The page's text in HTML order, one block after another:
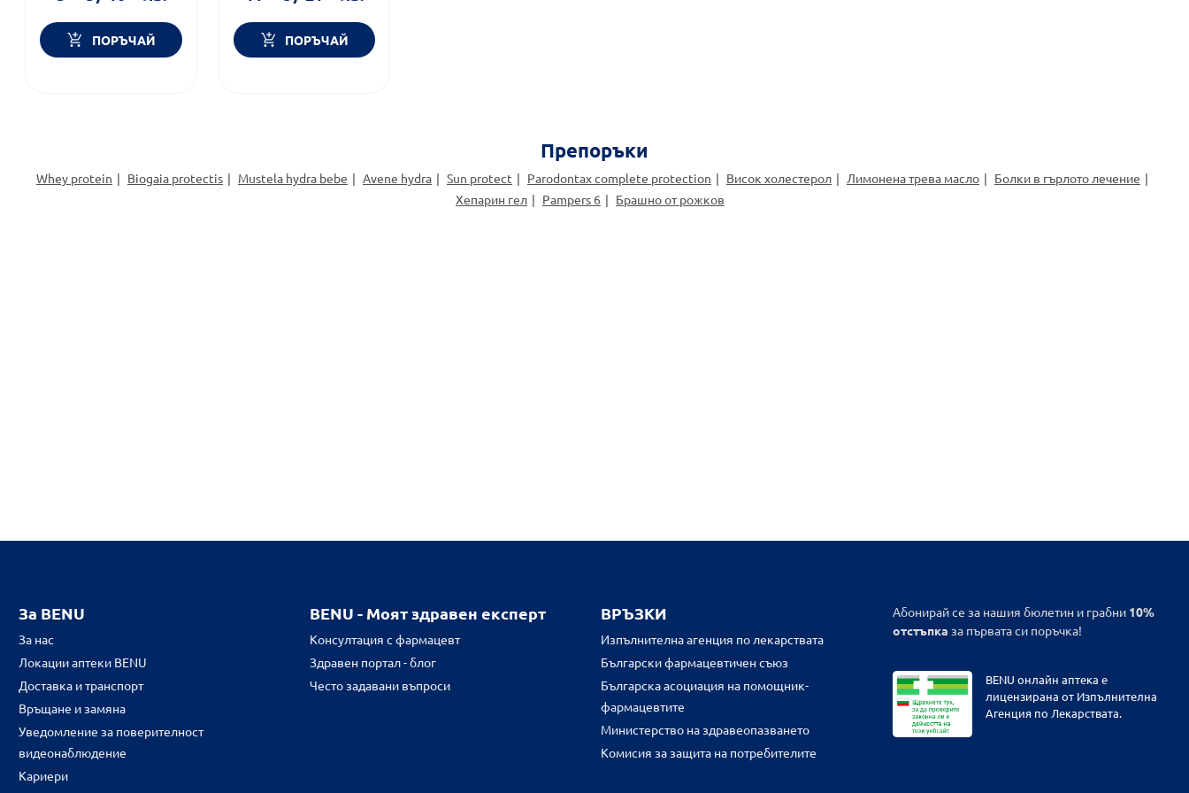
ПОРЪЧАЙ ПОРЪЧАЙ
Препоръки
Whey protein Biogaia protectis Mustela hydra bebe Avene hydra Sun protect Parodontax complete protection Висок холестерол Лимонена трева масло
Болки в гърлото лечение
Хепарин гел
Pampers 6 Брашно от рожков
За BENU
За нас
Локации аптеки BENU
Доставка и транспорт
Връщане и замяна
Уведомление за поверителност
видеонаблюдение
Кариери
BENU - Моят здравен експерт
Консултация с фармацевт
Здравен портал - блог
Често задавани въпроси
ВРЪЗКИ
Изпълнителна агенция по лекарствата
Български фармацевтичен съюз
Българска асоциация на помощник-
фармацевтите
Министерство на здравеопазването
Комисия за защита на потребителите
Абонирай се за нашия бюлетин и грабни 10%
отстъпка за първата си поръчка!
BENU онлайн аптека е
лицензирана от Изпълнителна
Агенция по Лекарствата.